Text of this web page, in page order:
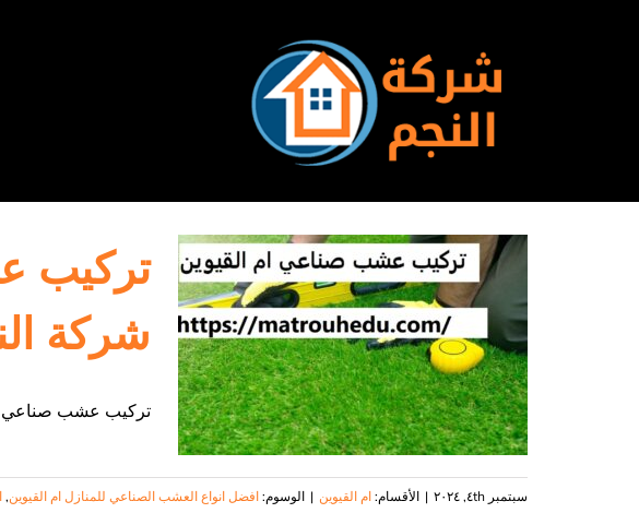
شركة
تركيب عشب صناعي ام القيوين |٠٥٠٨٦٩٠٥٦٧| شركة النجم نقدم
سبتمبر ٤th, ٢٠٢٤ | الأقسام: ام القيوين | الوسوم: افضل انواع العشب الصناعي للمنازل ام القيوين,